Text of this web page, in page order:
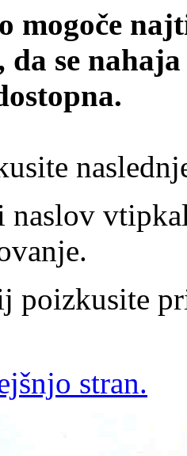
mogoče
da se
naslov
poizkusite
stran.